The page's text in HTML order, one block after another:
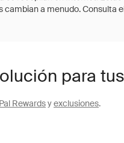
para
Rewardsyexclusiones.